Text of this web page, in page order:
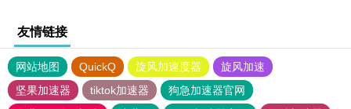
友情链接
网站地图 QuickQ 旋风加速度器
旋风加速
坚果加速器
tiktok加速器
狗急加速器官网